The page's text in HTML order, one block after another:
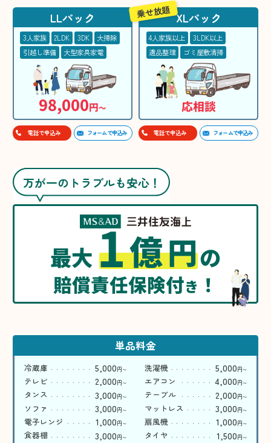
LLパック
3人家族 2LDK 3DK
大掃除
引越し準備
大型家具家電
98,000円〜
電話で申込み フォームで申込み
XLパック
4人家族以上
3LDK以上
遺品整理
ゴミ屋敷清掃
応相談
乗せ放題
電話で申込み フォームで申込み
万が一のトラブルも安心！
最大1億円の
賠償責任保険付き ！
単品料金
冷蔵庫 5,000円〜 洗濯機 5,000円〜
テレビ 2,000円〜 エアコン 4,000円〜
タンス 3,000円〜 テーブル 2,000円〜
ソファ 3,000円〜 マットレス 3,000円〜
電子レンジ 1,000円〜 扇風機 1,000円〜
食器棚 3,000円〜 タイヤ 1,500円〜